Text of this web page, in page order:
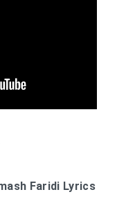
Faridi Lyrics